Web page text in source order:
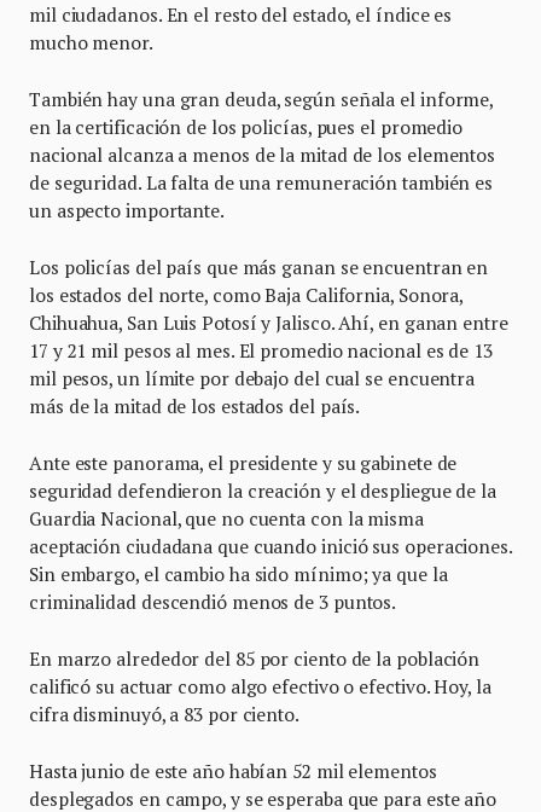
mil ciudadanos. En el resto del estado, el índice es
mucho menor.
También hay una gran deuda, según señala el informe,
en la certificación de los policías, pues el promedio
nacional alcanza a menos de la mitad de los elementos
de seguridad. La falta de una remuneración también es
un aspecto importante.
Los policías del país que más ganan se encuentran en
los estados del norte, como Baja California, Sonora,
Chihuahua, San Luis Potosí y Jalisco. Ahí, en ganan entre
17 y 21 mil pesos al mes. El promedio nacional es de 13
mil pesos, un límite por debajo del cual se encuentra
más de la mitad de los estados del país.
Ante este panorama, el presidente y su gabinete de
seguridad defendieron la creación y el despliegue de la
Guardia Nacional, que no cuenta con la misma
aceptación ciudadana que cuando inició sus operaciones.
Sin embargo, el cambio ha sido mínimo; ya que la
criminalidad descendió menos de 3 puntos.
En marzo alrededor del 85 por ciento de la población
calificó su actuar como algo efectivo o efectivo. Hoy, la
cifra disminuyó, a 83 por ciento.
Hasta junio de este año habían 52 mil elementos
desplegados en campo, y se esperaba que para este año